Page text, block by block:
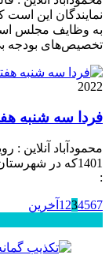
نمایندگان این
به وظایف مجلس
تخصیص‌های بودجه
2022
فردا سه شنبه هفتم تیر ماه
محمودآباد آنلاین :
1401که در
:
1 234567
آخرین